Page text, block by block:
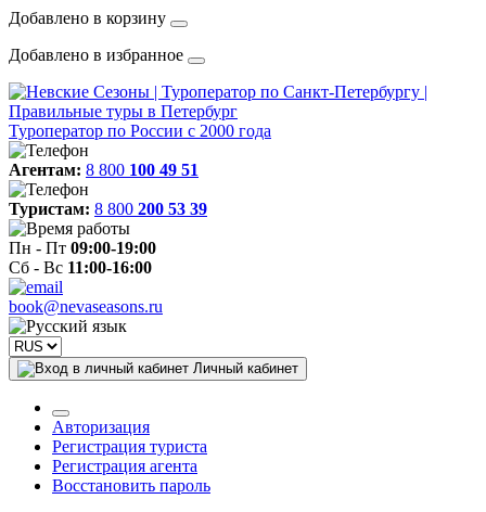
Добавлено в корзину
Добавлено в избранное
Туроператор по России с 2000 года
Агентам: 8 800 100 49 51
Туристам: 8 800 200 53 39
Пн - Пт 09:00-19:00
Сб - Вс 11:00-16:00
book@nevaseasons.ru
Личный кабинет
Авторизация
Регистрация туриста
Регистрация агента
Восстановить пароль